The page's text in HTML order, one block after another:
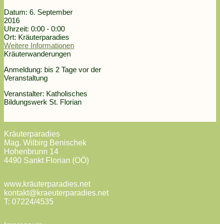
Datum: 6. September
2016
Uhrzeit: 0:00 - 0:00
Ort: Kräuterparadies
Weitere Informationen
Kräuterwanderungen
Anmeldung: bis 2 Tage vor der
Veranstaltung
Veranstalter: Katholisches
Bildungswerk St. Florian
Kräuterparadies
Mag. Wilbirg Benischek
Hohenbrunn 14
4490 Sankt Florian (OÖ)
www.kräuterparadies.net
kontakt@kraeuterparadies.net
T: 07224/4535